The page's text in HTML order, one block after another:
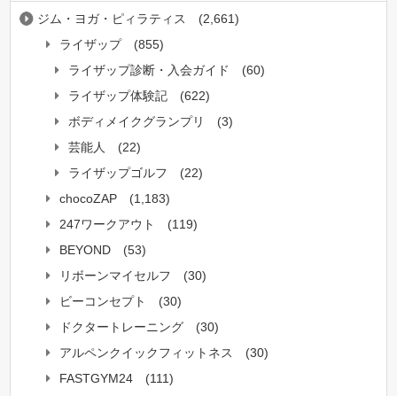
ジム・ヨガ・ピィラティス
(2,661)
ライザップ
(855)
ライザップ診断・入会ガイド
(60)
ライザップ体験記
(622)
ボディメイクグランプリ
(3)
芸能人
(22)
ライザップゴルフ
(22)
chocoZAP
(1,183)
247ワークアウト
(119)
BEYOND
(53)
リボーンマイセルフ
(30)
ビーコンセプト
(30)
ドクタートレーニング
(30)
アルペンクイックフィットネス
(30)
FASTGYM24
(111)